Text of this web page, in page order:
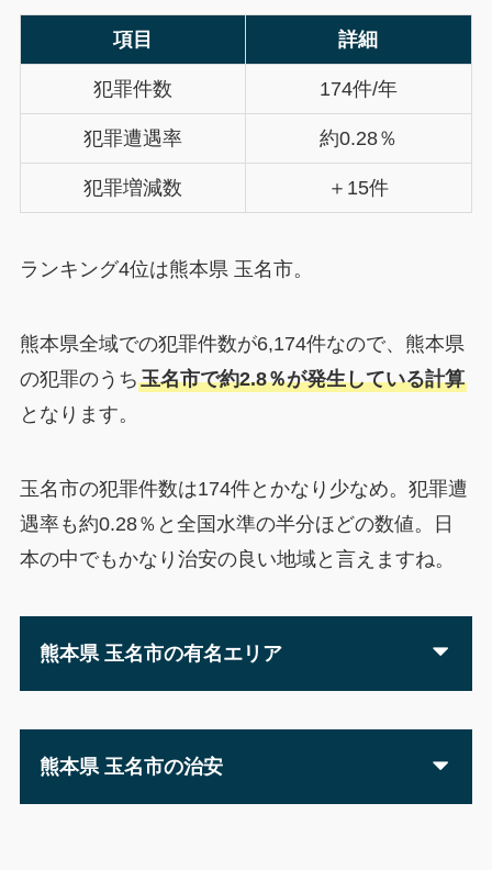
項目 詳細
犯罪件数 174件/年
犯罪遭遇率 約0.28％
犯罪増減数 ＋15件
ランキング4位は熊本県 玉名市。
熊本県全域での犯罪件数が6,174件なので、熊本県
の犯罪のうち玉名市で約2.8％が発生している計算
となります。
玉名市の犯罪件数は174件とかなり少なめ。犯罪遭
遇率も約0.28％と全国水準の半分ほどの数値。日
本の中でもかなり治安の良い地域と言えますね。
熊本県 玉名市の有名エリア
熊本県 玉名市の治安